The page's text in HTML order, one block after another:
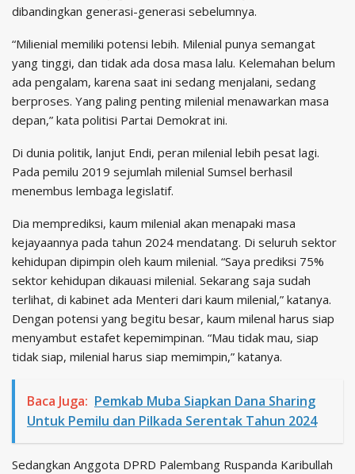
dibandingkan generasi-generasi sebelumnya.
“Milienial memiliki potensi lebih. Milenial punya semangat
yang tinggi, dan tidak ada dosa masa lalu. Kelemahan belum
ada pengalam, karena saat ini sedang menjalani, sedang
berproses. Yang paling penting milenial menawarkan masa
depan,” kata politisi Partai Demokrat ini.
Di dunia politik, lanjut Endi, peran milenial lebih pesat lagi.
Pada pemilu 2019 sejumlah milenial Sumsel berhasil
menembus lembaga legislatif.
Dia memprediksi, kaum milenial akan menapaki masa
kejayaannya pada tahun 2024 mendatang. Di seluruh sektor
kehidupan dipimpin oleh kaum milenial. “Saya prediksi 75%
sektor kehidupan dikauasi milenial. Sekarang saja sudah
terlihat, di kabinet ada Menteri dari kaum milenial,” katanya.
Dengan potensi yang begitu besar, kaum milenal harus siap
menyambut estafet kepemimpinan. “Mau tidak mau, siap
tidak siap, milenial harus siap memimpin,” katanya.
Baca Juga: Pemkab Muba Siapkan Dana Sharing
Untuk Pemilu dan Pilkada Serentak Tahun 2024
Sedangkan Anggota DPRD Palembang Ruspanda Karibullah